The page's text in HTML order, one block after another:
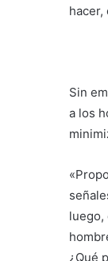
hacer,
Sin
a los
luego,
¿Qué